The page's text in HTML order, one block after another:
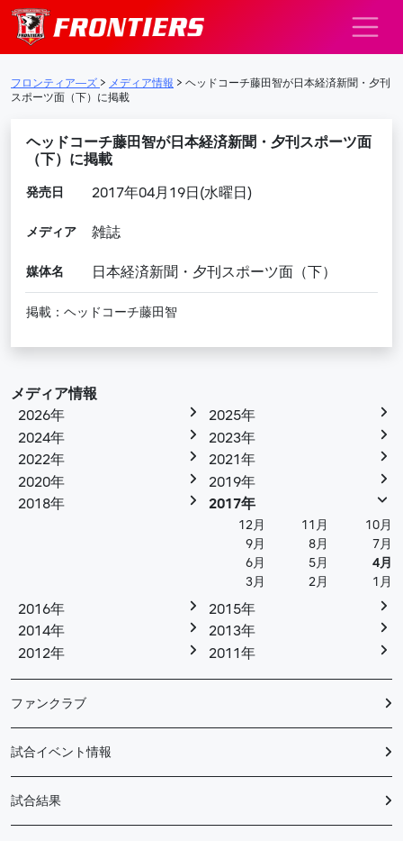
メインナビゲーション
フロンティア―ズ > メディア情報 > ヘッドコーチ藤田智が日本経済新聞・夕刊
スポーツ面（下）に掲載
ヘッドコーチ藤田智が日本経済新聞・夕刊スポーツ面
（下）に掲載
発売日 2017年04月19日(水曜日)
メディア 雑誌
媒体名 日本経済新聞・夕刊スポーツ面（下）
掲載：ヘッドコーチ藤田智
メディア情報
2026年
2025年
2024年
2023年
2022年
2021年
2020年
2019年
2018年
2017年
12月 11月
10月
9月
8月
7月
6月
5月
4月
3月
2月 1月
2016年
2015年
2014年
2013年
2012年
2011年
ファンクラブ
試合イベント情報
試合結果